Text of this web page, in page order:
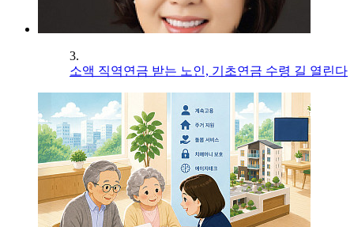
3.
소액 직역연금 받는 노인, 기초연금 수령 길 열린다